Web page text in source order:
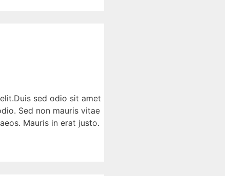
sed odio sit amet
Sed non mauris vitae
Mauris in erat justo.